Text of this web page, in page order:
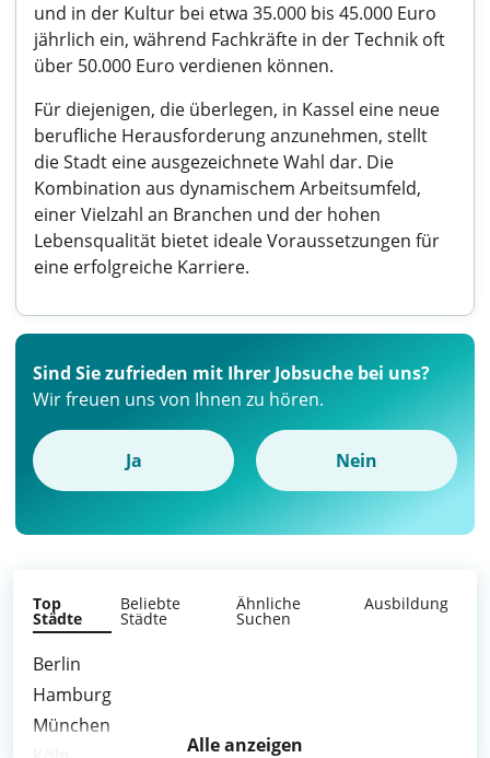
und in der Kultur bei etwa 35.000 bis 45.000 Euro
jährlich ein, während Fachkräfte in der Technik oft
über 50.000 Euro verdienen können.
Für diejenigen, die überlegen, in Kassel eine neue
berufliche Herausforderung anzunehmen, stellt
die Stadt eine ausgezeichnete Wahl dar. Die
Kombination aus dynamischem Arbeitsumfeld,
einer Vielzahl an Branchen und der hohen
Lebensqualität bietet ideale Voraussetzungen für
eine erfolgreiche Karriere.
Sind Sie zufrieden mit Ihrer Jobsuche bei uns?
Wir freuen uns von Ihnen zu hören.
Ja Nein
Top
Städte
Beliebte
Städte
Ähnliche
Suchen
Ausbildung
Berlin
Hamburg
München
Alle anzeigen